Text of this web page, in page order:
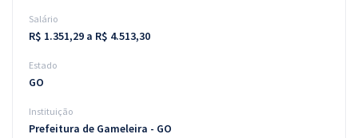
Aprovados
Atendimento
Salário
R$ 1.351,29 a R$ 4.513,30
Estado
GO
Instituição
Prefeitura de Gameleira - GO